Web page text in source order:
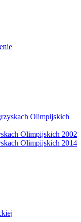
Olimpijskich
Olimpijskich 2002
Olimpijskich 2014